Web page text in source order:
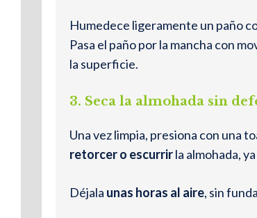
Humedece ligeramente un paño
Pasa el paño por la mancha con
la superficie.
3. Seca la almohada sin
Una vez limpia, presiona con una
retorcer o escurrirla almohada,
Déjala unas horas al aire, sin